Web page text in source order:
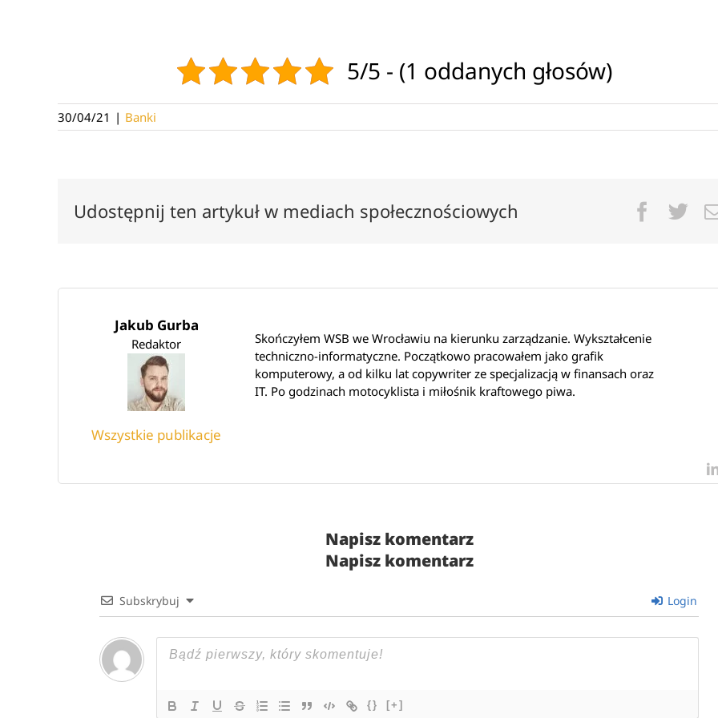
5/5 - (1 oddanych głosów)
30/04/21 | Banki
Udostępnij ten artykuł w mediach społecznościowych
Jakub Gurba
Redaktor
Wszystkie publikacje
Skończyłem WSB we Wrocławiu na kierunku zarządzanie. Wykształcenie
techniczno-informatyczne. Początkowo pracowałem jako grafik
komputerowy, a od kilku lat copywriter ze specjalizacją w finansach oraz
IT. Po godzinach motocyklista i miłośnik kraftowego piwa.
Napisz komentarz
Napisz komentarz
Subskrybuj Login
{} [+]